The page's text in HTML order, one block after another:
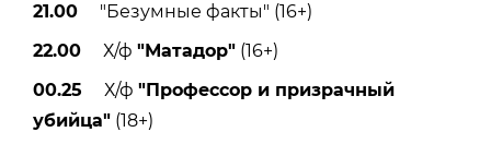
21.00 "Безумные факты" (16+)
22.00 Х/ф "Матадор" (16+)
00.25 Х/ф "Профессор и призрачный
убийца" (18+)